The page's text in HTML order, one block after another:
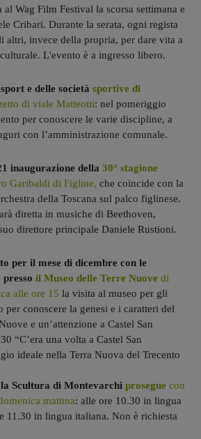
Wag Film Festival la scorsa settimana e
Cribari. Durante la serata, ogni regista
altri, invece della propria, per dare vita a
L'evento è a ingresso libero.
e delle società sportive di
di viale Matteotti: nel pomeriggio
per conoscere le varie discipline, a
con l’amministrazione comunale.
inaugurazione della 30° stagione
Garibaldi di Figline, che coincide con la
della Toscana sul palco figlinese.
diretta in musiche di Beethoven,
direttore principale Daniele Rustioni.
per il mese di dicembre con le
il Museo delle Terre Nuove di
alle ore 15 la visita al museo per gli
per conoscere la genesi e i caratteri del
e un’attenzione a Castel San
“C’era una volta a Castel San
ideale nella Terra Nuova del Trecento
Scultura di Montevarchi prosegue con
mattina: alle ore 10.30 in lingua
11.30 in lingua italiana. Non è richiesta